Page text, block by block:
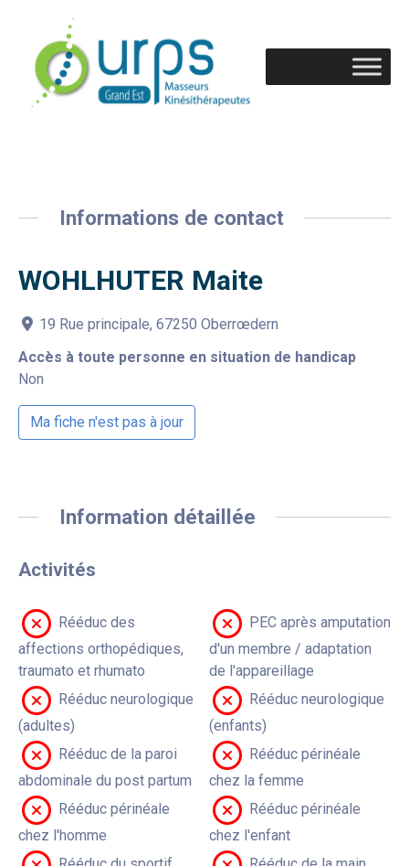
Informations de contact
WOHLHUTER Maite
19 Rue principale, 67250 Oberrœdern
Accès à toute personne en situation de handicap
Non
Ma fiche n'est pas à jour
Information détaillée
Activités
Rééduc des
affections orthopédiques,
traumato et rhumato
PEC après amputation
d'un membre / adaptation
de l'appareillage
Rééduc neurologique
(adultes)
Rééduc neurologique
(enfants)
Rééduc de la paroi
abdominale du post partum
Rééduc périnéale
chez la femme
Rééduc périnéale
chez l'homme
Rééduc périnéale
chez l'enfant